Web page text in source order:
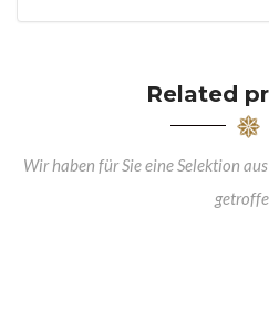
Related
Wir haben für Sie eine Selektion